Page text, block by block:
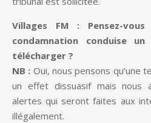
Villages FM : Pensez-
condamnation conduise
télécharger ?
NB : Oui, nous pensons qu’une
un effet dissuasif mais nous
alertes qui seront faites aux
illégalement.